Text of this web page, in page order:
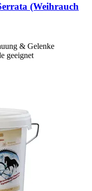
(Weihrauch
& Gelenke
geeignet